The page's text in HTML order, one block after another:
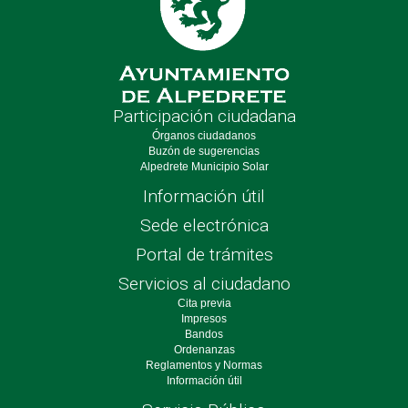
Participación ciudadana
Órganos ciudadanos
Buzón de sugerencias
Alpedrete Municipio Solar
Información útil
Sede electrónica
Portal de trámites
Servicios al ciudadano
Cita previa
Impresos
Bandos
Ordenanzas
Reglamentos y Normas
Información útil